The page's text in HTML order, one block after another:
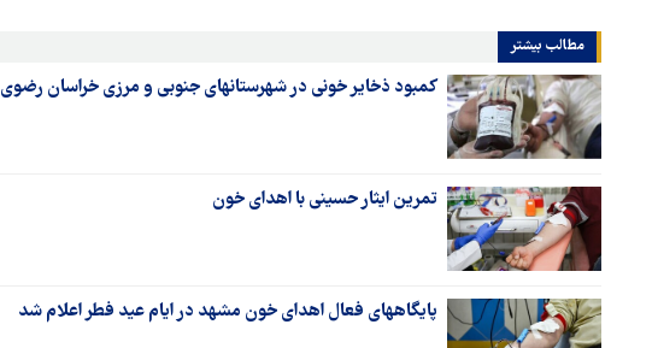
مطالب بیشتر
کمبود ذخایر خونی در شهرستانهای جنوبی و مرزی خراسان رضوی
تمرین ایثار حسینی با اهدای خون
پایگاههای فعال اهدای خون مشهد در ایام عید فطر اعلام شد